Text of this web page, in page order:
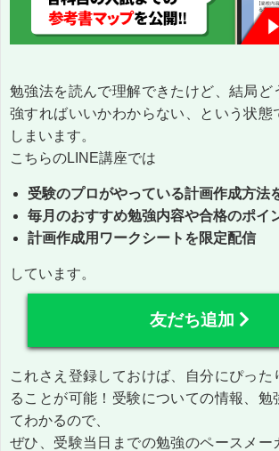
勉強法を読んで理解できたけど、結局ど
強すればいいかわからない、という状態
しまいます。
こちらのLINE講座では
受験のプロがやっている計画作成方法
毎月のおすすめ勉強内容や合格のポイ
計画作成用ワークシートを限定配信
しています。
友だち追加
これさえ登録しておけば、自分にぴった
ることが可能！受験についての情報、勉
てわかるので、
ぜひ、受験当日までの勉強のペースメー